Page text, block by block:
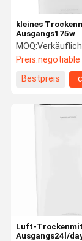
Fabrik-
Ausflug
Hauptluft-
Industrieller
kleines
Ausgangs175w
MOQ:Verkäuflich
Preis:negotiable
Bestpreis
Luft-
Ausgangs24l/